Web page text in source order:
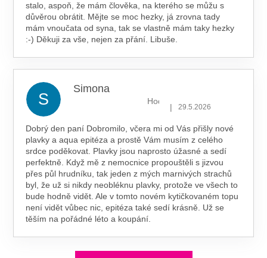
stalo, aspoň, že mám člověka, na kterého se můžu s
důvěrou obrátit. Mějte se moc hezky, já zrovna tady
mám vnoučata od syna, tak se vlastně mám taky hezky
:-) Děkuji za vše, nejen za přání. Libuše.
S
Simona
Hodnocení obchodu je 5 z 5
| 29.5.2026
Dobrý den paní Dobromilo, včera mi od Vás přišly nové
plavky a aqua epitéza a prostě Vám musím z celého
srdce poděkovat. Plavky jsou naprosto úžasné a sedí
perfektně. Když mě z nemocnice propouštěli s jizvou
přes půl hrudníku, tak jeden z mých marnivých strachů
byl, že už si nikdy neobléknu plavky, protože ve všech to
bude hodně vidět. Ale v tomto novém kytičkovaném topu
není vidět vůbec nic, epitéza také sedí krásně. Už se
těším na pořádné léto a koupání.